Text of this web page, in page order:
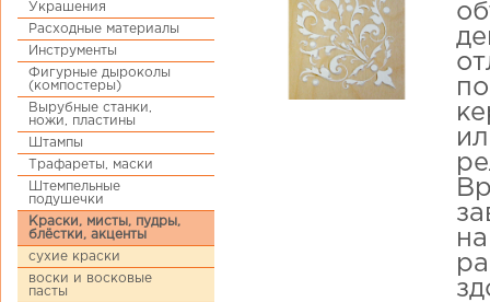
Украшения
Расходные материалы
Инструменты
Фигурные дыроколы
(компостеры)
Вырубные станки,
ножи, пластины
Штампы
Трафареты, маски
Штемпельные
подушечки
Краски, мисты, пудры,
блёстки, акценты
сухие краски
воски и восковые
пасты